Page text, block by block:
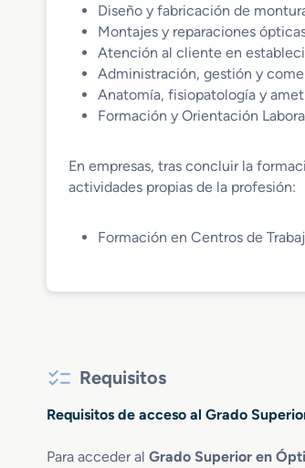
Diseño y fabricación de
Montajes y reparaciones
Atención al cliente en
Administración, gestión y
Anatomía, fisiopatología y
Formación y Orientación
En empresas, tras concluir la
actividades propias de la profesión:
Formación en Centros de
Requisitos
Requisitos de acceso al Grado
Para acceder al Grado Superior en